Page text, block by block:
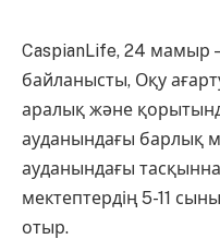
CaspianLife, 24 мамыр
байланысты, Оқу
аралық және
ауданындағы барлық
ауданындағы
мектептердің 5-11
отыр.